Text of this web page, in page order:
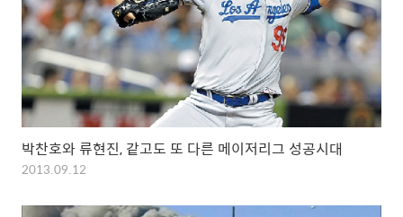
박찬호와 류현진, 같고도 또 다른 메이저리그 성공시대
2013.09.12